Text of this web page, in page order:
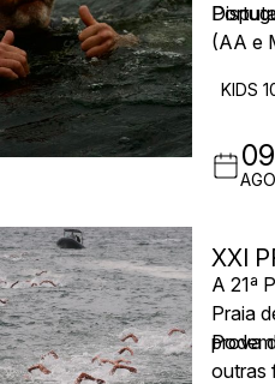
(AA e
KIDS
09
AGO
XXI
A 21ª
Praia
prova
outras